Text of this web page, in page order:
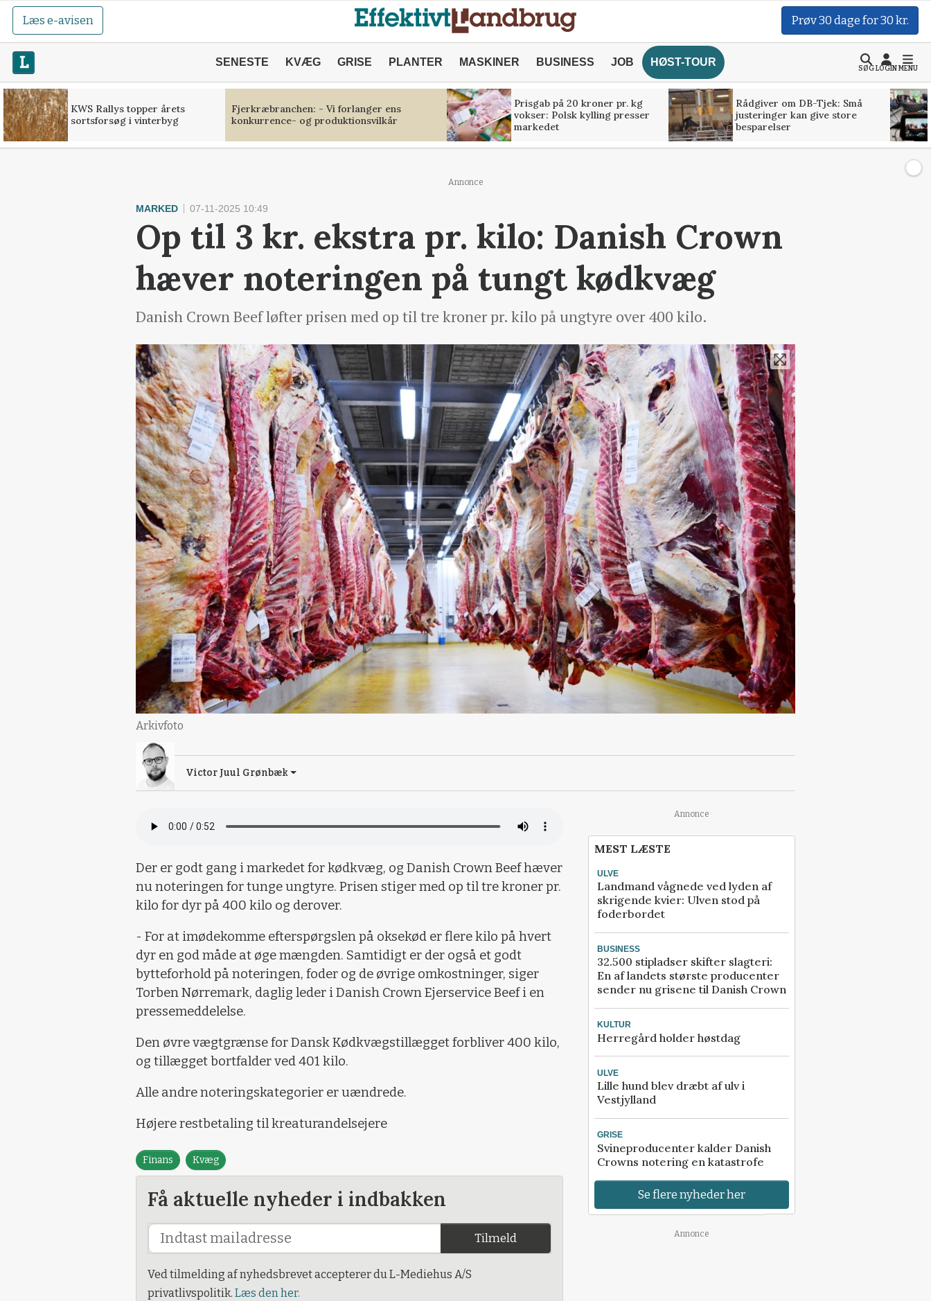
Læs e-avisen Prøv 30 dage for 30 kr.
SENESTE KVÆG GRISE PLANTER MASKINER BUSINESS JOB HØST-TOUR
SØGLOGINMENU
KWS Rallys topper årets
sortsforsøg i vinterbyg
Fjerkræbranchen: - Vi forlanger ens
konkurrence- og produktionsvilkår
Prisgab på 20 kroner pr. kg
vokser: Polsk kylling presser
markedet
Rådgiver om DB-Tjek: Små
justeringer kan give store
besparelser
Annonce
MARKED 07-11-2025 10:49
Op til 3 kr. ekstra pr. kilo: Danish Crown
hæver noteringen på tungt kødkvæg
Danish Crown Beef løfter prisen med op til tre kroner pr. kilo på ungtyre over 400 kilo.
Arkivfoto
Victor Juul Grønbæk
Der er godt gang i markedet for kødkvæg, og Danish Crown Beef hæver
nu noteringen for tunge ungtyre. Prisen stiger med op til tre kroner pr.
kilo for dyr på 400 kilo og derover.
- For at imødekomme efterspørgslen på oksekød er flere kilo på hvert
dyr en god måde at øge mængden. Samtidigt er der også et godt
bytteforhold på noteringen, foder og de øvrige omkostninger, siger
Torben Nørremark, daglig leder i Danish Crown Ejerservice Beef i en
pressemeddelelse.
Den øvre vægtgrænse for Dansk Kødkvægstillægget forbliver 400 kilo,
og tillægget bortfalder ved 401 kilo.
Alle andre noteringskategorier er uændrede.
Højere restbetaling til kreaturandelsejere
Finans Kvæg
Få aktuelle nyheder i indbakken
Tilmeld
Ved tilmelding af nyhedsbrevet accepterer du L-Mediehus A/S
privatlivspolitik. Læs den her.
Annonce
MEST LÆSTE
ULVE
Landmand vågnede ved lyden af
skrigende kvier: Ulven stod på
foderbordet
BUSINESS
32.500 stipladser skifter slagteri:
En af landets største producenter
sender nu grisene til Danish Crown
KULTUR
Herregård holder høstdag
ULVE
Lille hund blev dræbt af ulv i
Vestjylland
GRISE
Svineproducenter kalder Danish
Crowns notering en katastrofe
Se flere nyheder her
Annonce